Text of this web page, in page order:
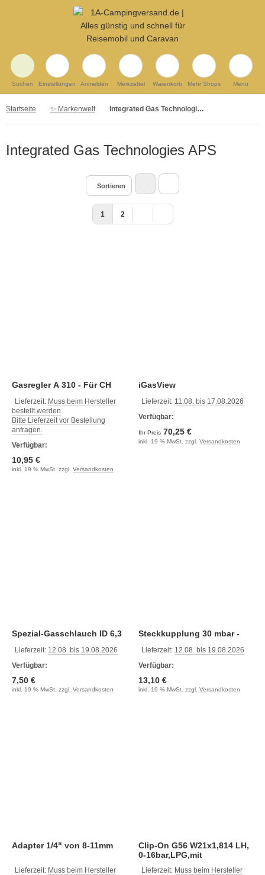
Suchen Einstellungen Anmelden Merkzettel Warenkorb Mehr Shops Menü
Startseite ✨ Markenwelt Integrated Gas Technologies APS
Integrated Gas Technologies APS
Sortieren
1 2
Gasregler A 310 - Für CH
Lieferzeit: Muss beim Hersteller
bestellt werden
Bitte Lieferzeit vor Bestellung
anfragen.
Verfügbar:
10,95 €
inkl. 19 % MwSt. zzgl. Versandkosten
iGasView
Lieferzeit: 11.08. bis 17.08.2026
Verfügbar:
Ihr Preis 70,25 €
inkl. 19 % MwSt. zzgl. Versandkosten
Spezial-Gasschlauch ID 6,3
Lieferzeit: 12.08. bis 19.08.2026
Verfügbar:
7,50 €
inkl. 19 % MwSt. zzgl. Versandkosten
Steckkupplung 30 mbar -
Lieferzeit: 12.08. bis 19.08.2026
Verfügbar:
13,10 €
inkl. 19 % MwSt. zzgl. Versandkosten
Adapter 1/4" von 8-11mm
Lieferzeit: Muss beim Hersteller
Clip-On G56 W21x1,814 LH,
0-16bar,LPG,mit
Lieferzeit: Muss beim Hersteller